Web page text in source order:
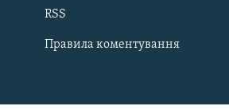
RSS
Правила коментування